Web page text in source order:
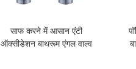
साफ करने में आसान एंटी
ऑक्सीडेशन बाथरूम एंगल वाल्व